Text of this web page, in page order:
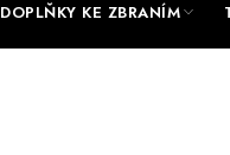
DOPLŇKY KE ZBRANÍM